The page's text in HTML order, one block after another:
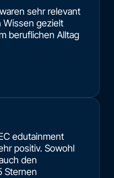
sehr relevant
Wissen gezielt
beruflichen Alltag
edutainment
positiv. Sowohl
den
Sternen